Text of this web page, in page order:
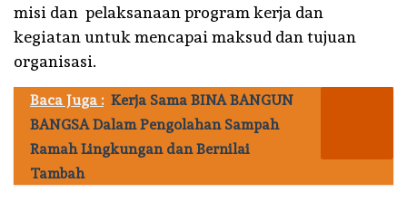
misi dan pelaksanaan program kerja dan
kegiatan untuk mencapai maksud dan tujuan
organisasi.
Baca Juga : Kerja Sama BINA BANGUN
BANGSA Dalam Pengolahan Sampah
Ramah Lingkungan dan Bernilai
Tambah